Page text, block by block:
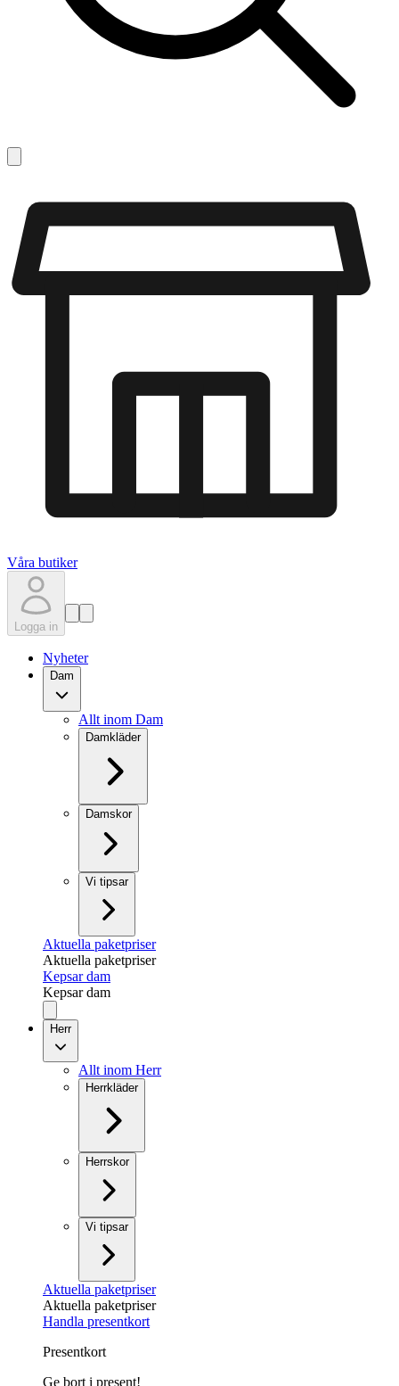
Våra butiker
Logga in
Nyheter
Dam
Allt inom Dam
Damkläder
Damskor
Vi tipsar
Aktuella paketpriser
Aktuella paketpriser
Kepsar dam
Kepsar dam
Herr
Allt inom Herr
Herrkläder
Herrskor
Vi tipsar
Aktuella paketpriser
Aktuella paketpriser
Handla presentkort
Presentkort
Ge bort i present!